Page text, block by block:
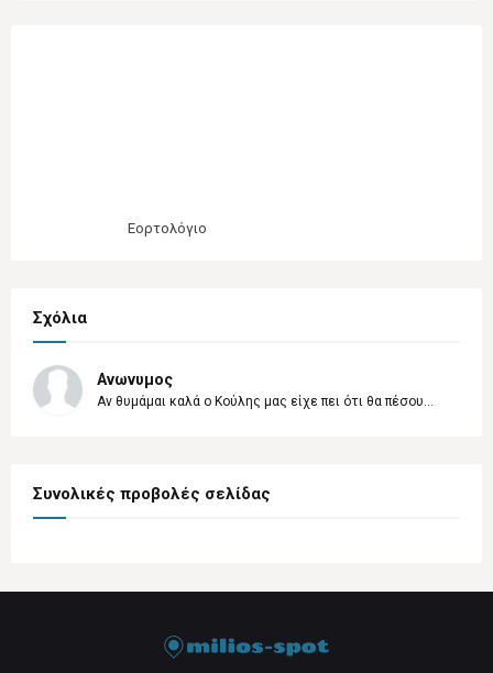
Εορτολόγιο
Σχόλια
Ανωνυμος
Αν θυμάμαι καλά ο Κούλης μας είχε πει ότι θα πέσου...
Συνολικές προβολές σελίδας